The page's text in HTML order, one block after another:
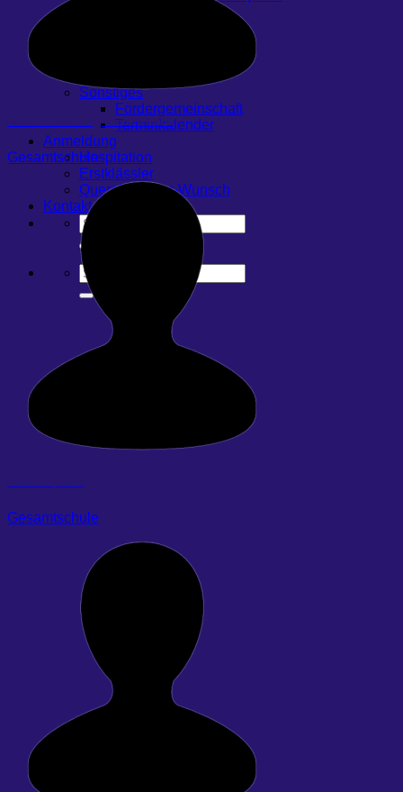
Sonstiges
Fördergemeinschaft
Terminkalender
Anmeldung
Hospitation
Erstklässler
Quereinsteiger-Wunsch
Kontakt
Bauer Weissenberg, Lucrecia Maria
Gesamtschule
Gesamtschule